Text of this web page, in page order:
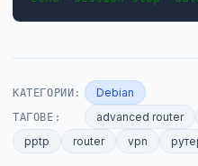
КАТЕГОРИИ: Debian
ТАГОВЕ: advanced router
pptp
router vpn